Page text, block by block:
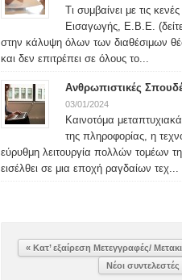
Τι συμβαίνει με τις
Εισαγωγής, Ε.Β.Ε.
στην κάλυψη όλων των διαθέσιμων
και δεν επιτρέπει σε όλους το...
Ανθρωπιστικές
03/01/2024
Καινοτόμα
της πληροφορίας, η
εύρυθμη λειτουργία πολλών τομέων
εισέλθει σε μια εποχή ραγδαίων τεχ...
« Κατ’ εξαίρεση Μετεγγραφές/
Νέοι